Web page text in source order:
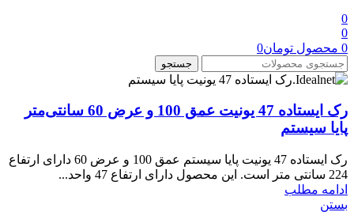
0
0
0 محصول تومان0
جستجو
رک ایستاده 47 یونیت عمق 100 و عرض 60 سانتی‌متر
پایا سیستم
رک ایستاده 47 یونیت پایا سیستم عمق 100 و عرض 60 دارای ارتفاع
224 سانتی متر است. این محصول دارای ارتفاع 47 واحد...
ادامه مطلب
بستن